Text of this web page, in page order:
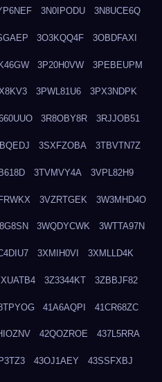
3N0IPODU 3N8UCE6Q
3O3KQQ4F 3OBDFAXI
3P20H0VW 3PEBEUPM
3PWL81U6 3PX3NDPK
3R8OBY8R 3RJJOB51
3SXFZOBA 3TBVTN7Z
3TVMVY4A 3VPL82H9
3VZRTGEK 3W3MHD4O
3WQDYCWK 3WTTA97N
3XMIH0VI 3XMLLD4K
3Z3344KT 3ZBBJF82
41A6AQPI 41CR68ZC
42QOZROE 437L5RRA
43OJ1AEY 43SSFXBJ